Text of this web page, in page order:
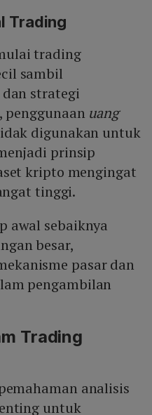
Trading
trading
sambil
strategi
penggunaan uang
digunakan untuk
prinsip
kripto mengingat
tinggi.
awal sebaiknya
besar,
pasar dan
pengambilan
Trading
analisis
untuk